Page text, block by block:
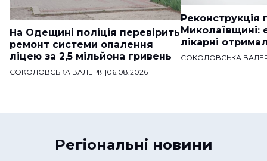
На Одещині поліція перевірить
ремонт системи опалення
ліцею за 2,5 мільйона гривень
СОКОЛОВСЬКА ВАЛЕРІЯ|06.08.2026
Реконструкція
Миколаївщині:
лікарні
СОКОЛОВСЬКА
Регіональні новини